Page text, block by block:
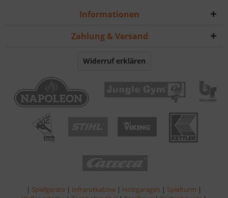
Informationen
Zahlung & Versand
Widerruf erklären
| Spielgeräte | Infrarotkabine | Holzgaragen | Spielturm |